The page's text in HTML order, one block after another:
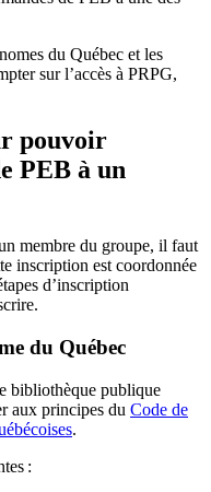
du Québec et les
sur l’accès à PRPG,
pouvoir
PEB à un
membre du groupe, il faut
inscription est coordonnée
d’inscription
du Québec
bibliothèque publique
aux principes du Code de
.
: